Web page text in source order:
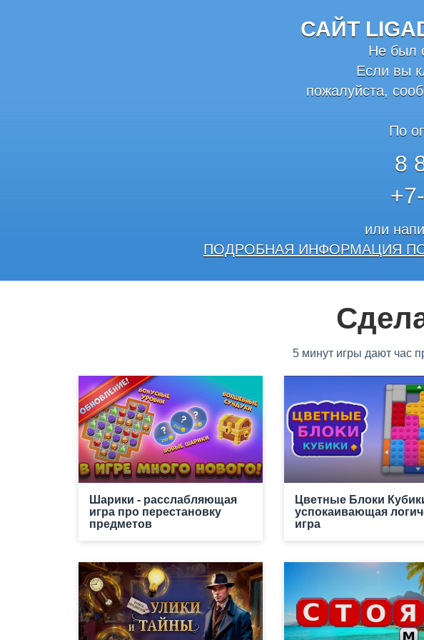
САЙТ
Не был
Если вы
пожалуйста,
По
8
или
ПОДРОБНАЯ ИНФОРМАЦИЯ
5 минут игры дают час
Шарики - расслабляющая
игра про перестановку
предметов
Цветные Блоки
успокаивающая
игра